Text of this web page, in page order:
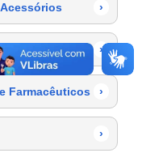
›
›
Farmacêuticos ›
›